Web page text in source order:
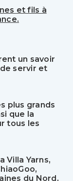
et fils à
un savoir
servir et
plus grands
que la
tous les
Villa Yarns,
du Nord,